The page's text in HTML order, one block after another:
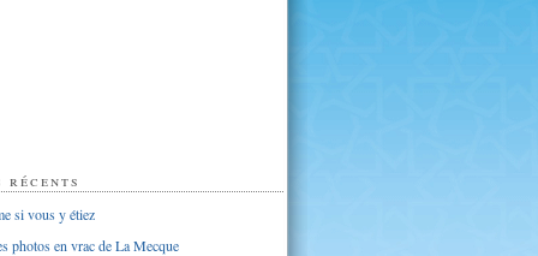
si vous y étiez
photos en vrac de La Mecque